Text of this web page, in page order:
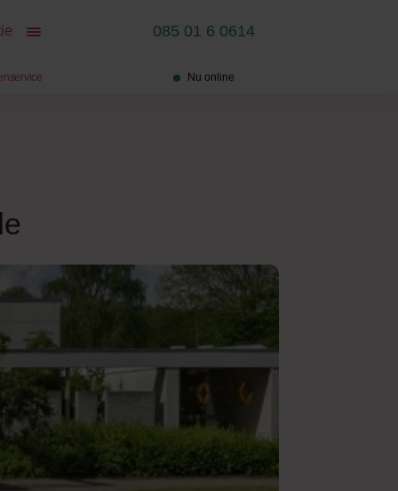
085 01 6 0614
Nu online